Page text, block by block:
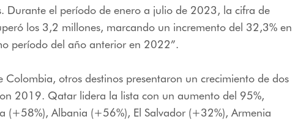
Durante el período de enero a julio de 2023, la cifra de
los 3,2 millones, marcando un incremento del 32,3% en
período del año anterior en 2022”.
Colombia, otros destinos presentaron un crecimiento de dos
2019. Qatar lidera la lista con un aumento del 95%,
(+58%), Albania (+56%), El Salvador (+32%), Armenia